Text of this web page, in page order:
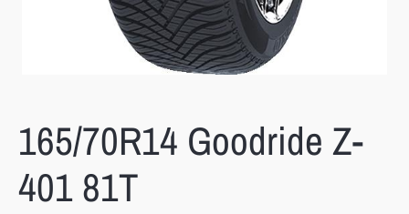
165/70R14 Goodride Z-
401 81T